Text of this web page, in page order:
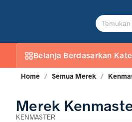
Belanja Berdasarkan
Home / Semua Merek /
Merek
KENMASTER